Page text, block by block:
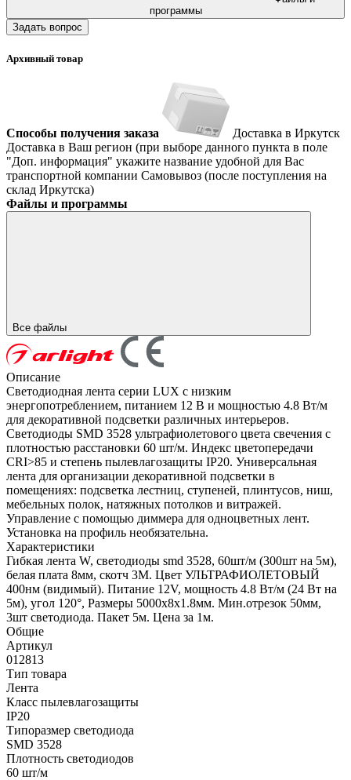
программы
Задать вопрос
Архивный товар
Способы получения заказа
Доставка в Иркутск
Доставка в Ваш регион (при выборе данного пункта в поле
"Доп. информация" укажите название удобной для Вас
транспортной компании Самовывоз (после поступления на
склад Иркутска)
Файлы и программы
Все файлы
Описание
Светодиодная лента серии LUX с низким
энергопотреблением, питанием 12 В и мощностью 4.8 Вт/м
для декоративной подсветки различных интерьеров.
Светодиоды SMD 3528 ультрафиолетового цвета свечения с
плотностью расстановки 60 шт/м. Индекс цветопередачи
CRI>85 и степень пылевлагозащиты IP20. Универсальная
лента для организации декоративной подсветки в
помещениях: подсветка лестниц, ступеней, плинтусов, ниш,
мебельных полок, натяжных потолков и витражей.
Управление с помощью диммера для одноцветных лент.
Установка на профиль необязательна.
Характеристики
Гибкая лента W, светодиоды smd 3528, 60шт/м (300шт на 5м),
белая плата 8мм, скотч 3М. Цвет УЛЬТРАФИОЛЕТОВЫЙ
400нм (видимый). Питание 12V, мощность 4.8 Вт/м (24 Вт на
5м), угол 120°, Размеры 5000х8x1.8мм. Мин.отрезок 50мм,
3шт светодиода. Пакет 5м. Цена за 1м.
Общие
Артикул
012813
Тип товара
Лента
Класс пылевлагозащиты
IP20
Типоразмер светодиода
SMD 3528
Плотность светодиодов
60 шт/м